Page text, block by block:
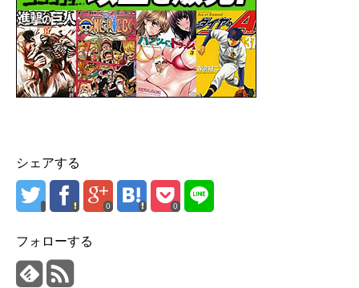
シェアする
0 0
フォローする